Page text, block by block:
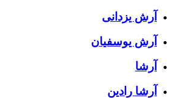
آرش یزدانی
آرش یوسفیان
آرشا
آرشا رادین